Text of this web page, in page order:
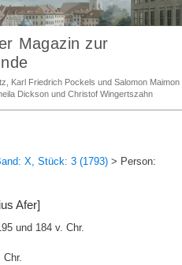
Magazin zur
Karl Friedrich Pockels und Salomon Maimon
Dickson und Christof Wingertszahn
X, Stück: 3 (1793) > Person:
Afer]
und 184 v. Chr.
Chr.